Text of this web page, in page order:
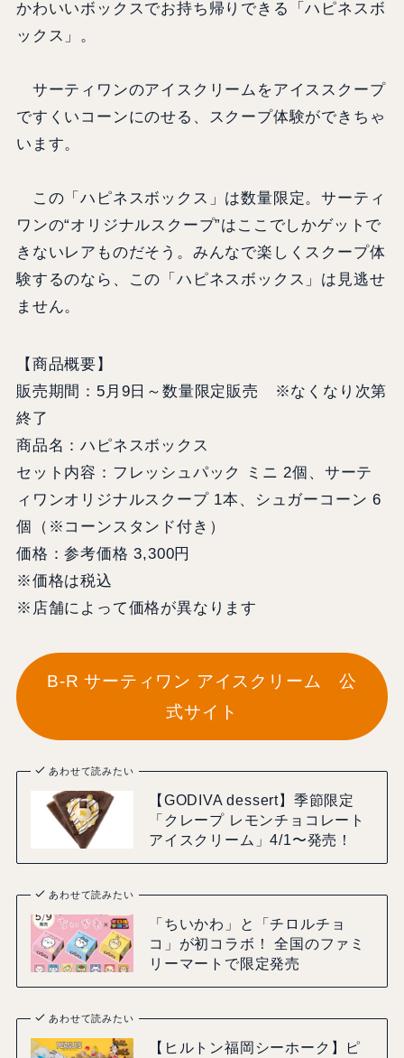
かわいいボックスでお持ち帰りできる「ハピネスボ
ックス」。
サーティワンのアイスクリームをアイススクープ
ですくいコーンにのせる、スクープ体験ができちゃ
います。
この「ハピネスボックス」は数量限定。サーティ
ワンの“オリジナルスクープ”はここでしかゲットで
きないレアものだそう。みんなで楽しくスクープ体
験するのなら、この「ハピネスボックス」は見逃せ
ません。
【商品概要】
販売期間：5月9日～数量限定販売 ※なくなり次第
終了
商品名：ハピネスボックス
セット内容：フレッシュパック ミニ 2個、サーテ
ィワンオリジナルスクープ 1本、シュガーコーン 6
個（※コーンスタンド付き）
価格：参考価格 3,300円
※価格は税込
※店舗によって価格が異なります
B-R サーティワン アイスクリーム 公
式サイト
あわせて読みたい
【GODIVA dessert】季節限定
「クレープ レモンチョコレート
アイスクリーム」4/1〜発売！
あわせて読みたい
「ちいかわ」と「チロルチョ
コ」が初コラボ！ 全国のファミ
リーマートで限定発売
あわせて読みたい
【ヒルトン福岡シーホーク】ピ